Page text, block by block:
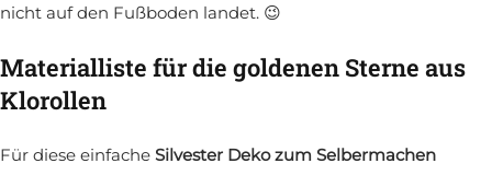
nicht auf den Fußboden landet. 😉
Materialliste für die goldenen Sterne aus
Klorollen
Für diese einfache Silvester Deko zum Selbermachen